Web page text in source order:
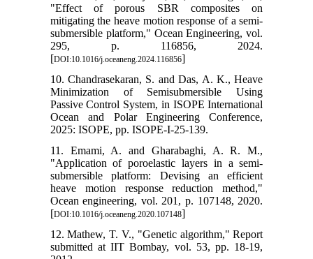
"Effect
mitigating
295,
10.
Passive
Ocean
11.
heave
Ocean
12.
submitted